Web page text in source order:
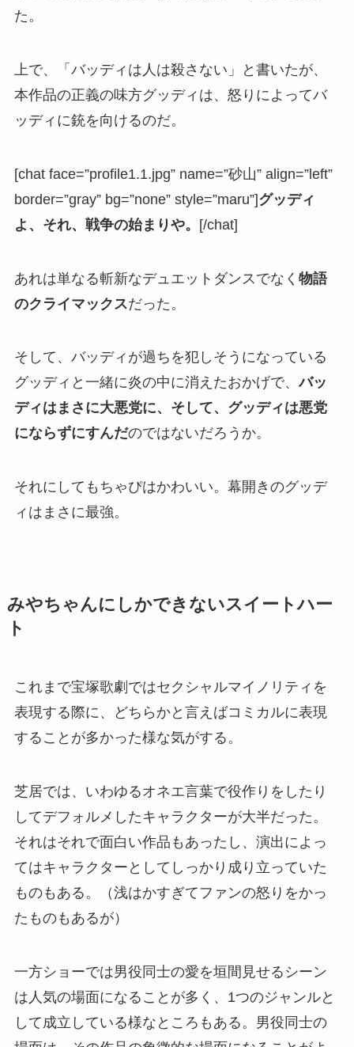
た。
上で、「バッディは人は殺さない」と書いたが、
本作品の正義の味方グッディは、怒りによってバ
ッディに銃を向けるのだ。
[chat face=”profile1.1.jpg” name=”砂山” align=”left”
border=”gray” bg=”none” style=”maru”]グッディ
よ、それ、戦争の始まりや。 [/chat]
あれは単なる斬新なデュエットダンスでなく 物語
のクライマックスだった。
そして、バッディが過ちを犯しそうになっている
グッディと一緒に炎の中に消えたおかげで、バッ
ディはまさに大悪党に、そして、グッディは悪党
にならずにすんだのではないだろうか。
それにしてもちゃぴはかわいい。幕開きのグッデ
ィはまさに最強。
みやちゃんにしかできないスイートハー
ト
これまで宝塚歌劇ではセクシャルマイノリティを
表現する際に、どちらかと言えばコミカルに表現
することが多かった様な気がする。
芝居では、いわゆるオネエ言葉で役作りをしたり
してデフォルメしたキャラクターが大半だった。
それはそれで面白い作品もあったし、演出によっ
てはキャラクターとしてしっかり成り立っていた
ものもある。（浅はかすぎてファンの怒りをかっ
たものもあるが）
一方ショーでは男役同士の愛を垣間見せるシーン
は人気の場面になることが多く、1つのジャンルと
して成立している様なところもある。男役同士の